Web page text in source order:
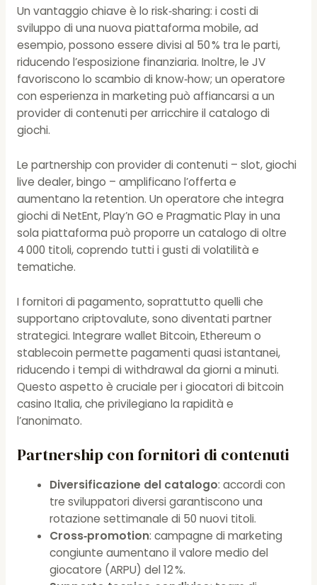
Un vantaggio chiave è lo risk‑sharing: i costi di
sviluppo di una nuova piattaforma mobile, ad
esempio, possono essere divisi al 50 % tra le parti,
riducendo l’esposizione finanziaria. Inoltre, le JV
favoriscono lo scambio di know‑how; un operatore
con esperienza in marketing può affiancarsi a un
provider di contenuti per arricchire il catalogo di
giochi.
Le partnership con provider di contenuti – slot, giochi
live dealer, bingo – amplificano l’offerta e
aumentano la retention. Un operatore che integra
giochi di NetEnt, Play’n GO e Pragmatic Play in una
sola piattaforma può proporre un catalogo di oltre
4 000 titoli, coprendo tutti i gusti di volatilità e
tematiche.
I fornitori di pagamento, soprattutto quelli che
supportano criptovalute, sono diventati partner
strategici. Integrare wallet Bitcoin, Ethereum o
stablecoin permette pagamenti quasi istantanei,
riducendo i tempi di withdrawal da giorni a minuti.
Questo aspetto è cruciale per i giocatori di bitcoin
casino Italia, che privilegiano la rapidità e
l’anonimato.
Partnership con fornitori di contenuti
Diversificazione del catalogo: accordi con
tre sviluppatori diversi garantiscono una
rotazione settimanale di 50 nuovi titoli.
Cross‑promotion: campagne di marketing
congiunte aumentano il valore medio del
giocatore (ARPU) del 12 %.